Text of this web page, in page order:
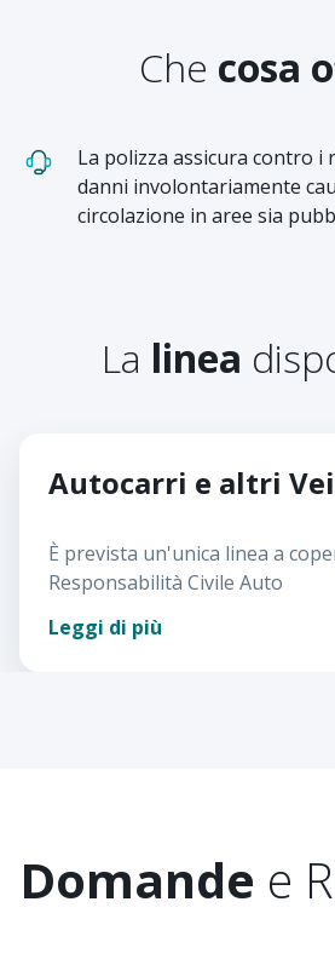
Che cosa
La polizza assicura contro i
danni involontariamente
circolazione in aree sia
La linea
Autocarri e altri
È prevista un'unica linea a
Responsabilità Civile Auto
Leggi di più
Domande e